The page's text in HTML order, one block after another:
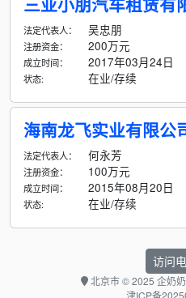
法定代表人： 吴忠朋
注册资金： 200万元
成立时间： 2017年03月24日
状态: 在业/存续
海南龙飞实业有限公
法定代表人： 何永芳
注册资金： 100万元
成立时间： 2015年08月20日
状态: 在业/存续
访问
北京市© 2025 企奶
津ICP备